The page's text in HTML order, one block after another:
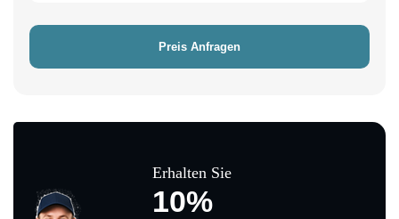
Erhalten Sie
10%